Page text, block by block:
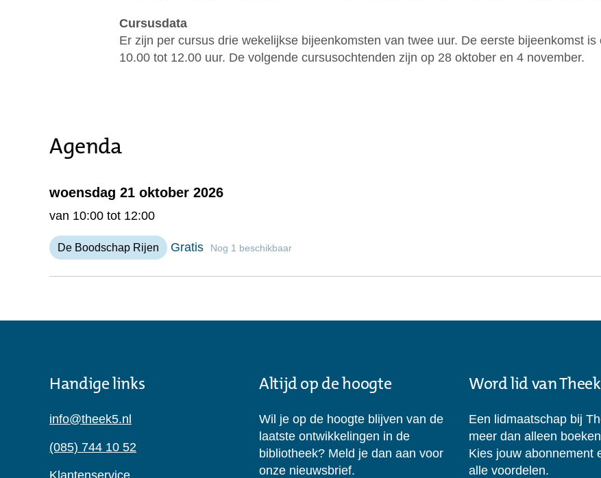
Cursusdata
Er zijn per cursus drie wekelijkse bijeenkomsten van twee uur. De eerste bijeenkomst
10.00 tot 12.00 uur. De volgende cursusochtenden zijn op 28 oktober en 4 november.
Agenda
woensdag 21 oktober 2026
van 10:00 tot 12:00
De Boodschap Rijen Gratis Nog 1 beschikbaar
Handige links
info@theek5.nl
(085) 744 10 52
Klantenservice
Altijd op de hoogte
Wil je op de hoogte blijven van de
laatste ontwikkelingen in de
bibliotheek? Meld je dan aan voor
onze nieuwsbrief.
Word lid van
Een lidmaatschap bij
meer dan alleen
Kies jouw abonnement
alle voordelen.